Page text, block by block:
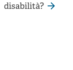
disabilità?